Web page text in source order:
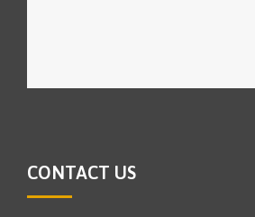
CONTACT US